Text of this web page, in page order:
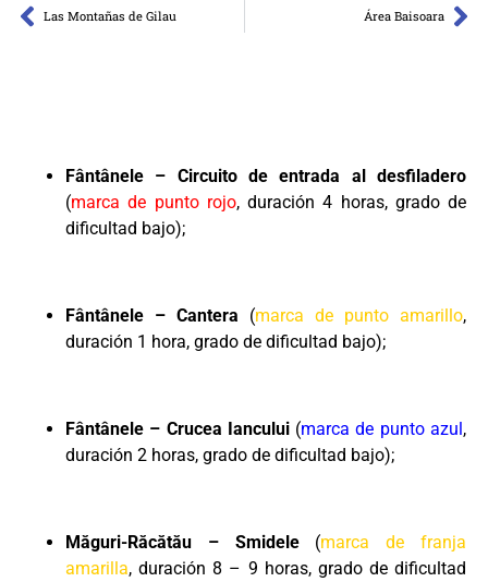
Las Montañas de Gilau Área Baisoara
Fântânele – Circuito de entrada al desfiladero
(marca de punto rojo, duración 4 horas, grado de
dificultad bajo);
Fântânele – Cantera (marca de punto amarillo,
duración 1 hora, grado de dificultad bajo);
Fântânele – Crucea Iancului(marca de punto azul ,
duración 2 horas, grado de dificultad bajo);
Măguri-Răcătău – Smidele(marca de franja
amarilla, duración 8 – 9 horas, grado de dificultad